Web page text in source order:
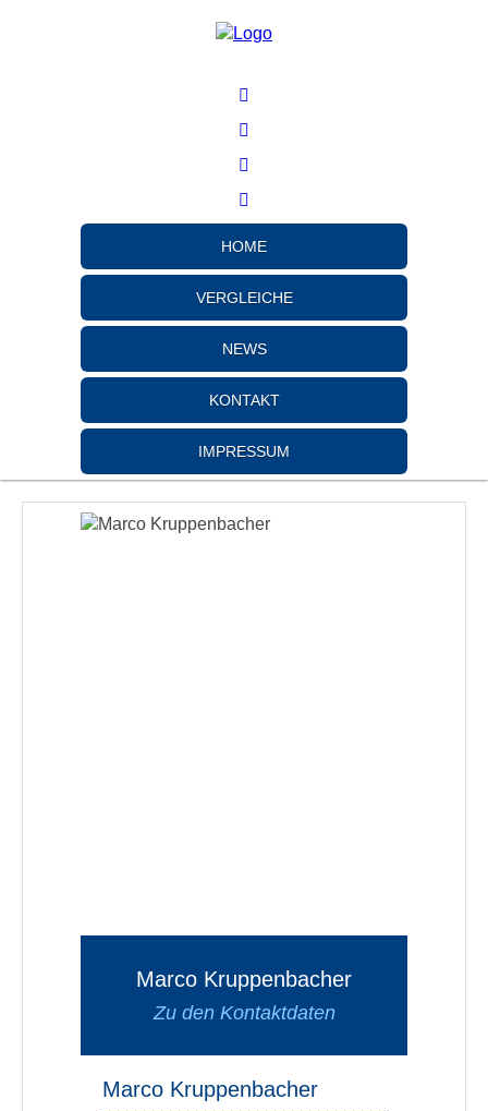
HOME
VERGLEICHE
NEWS
KONTAKT
IMPRESSUM
Marco Kruppenbacher
Zu den Kontaktdaten
Marco Kruppenbacher